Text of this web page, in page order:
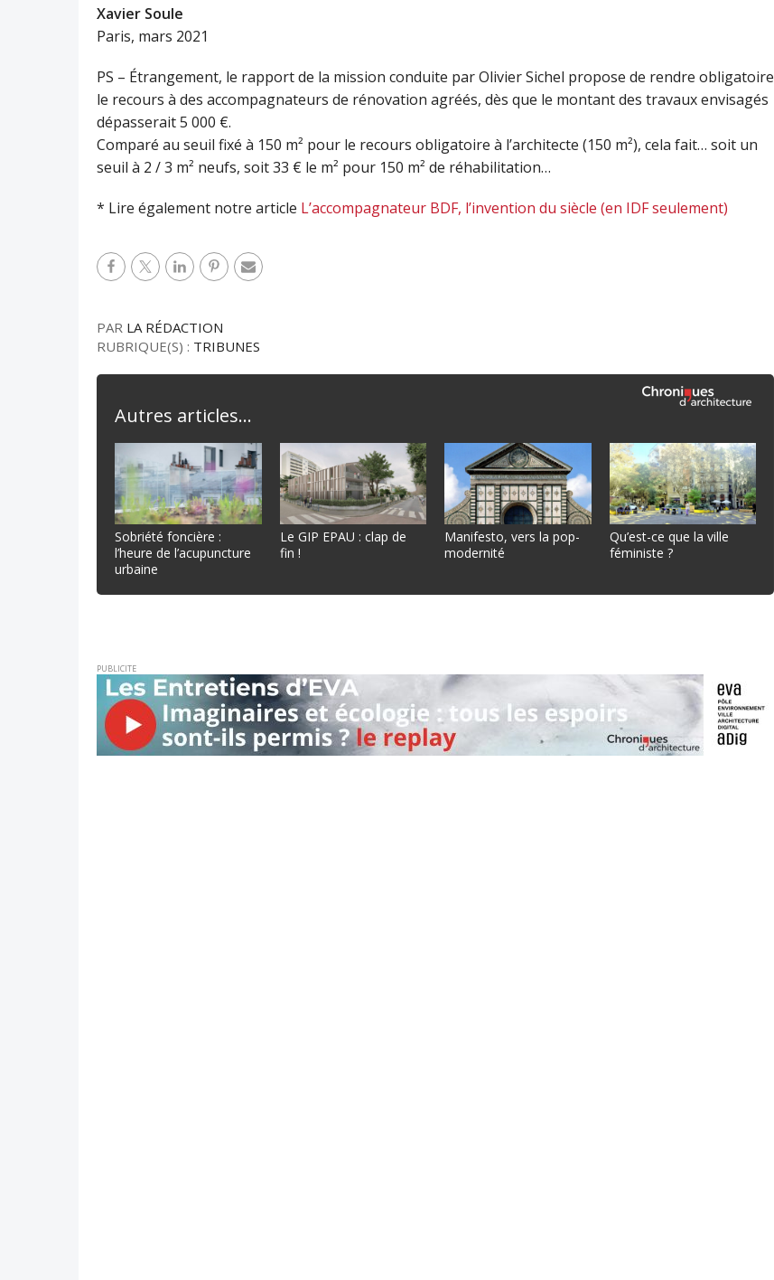
Xavier Soule
Paris, mars 2021
PS – Étrangement, le rapport de la mission conduite par Olivier Sichel propose de rendre obligatoire
le recours à des accompagnateurs de rénovation agréés, dès que le montant des travaux envisagés
dépasserait 5 000 €.
Comparé au seuil fixé à 150 m² pour le recours obligatoire à l’architecte (150 m²), cela fait… soit un
seuil à 2 / 3 m² neufs, soit 33 € le m² pour 150 m² de réhabilitation…
* Lire également notre article L’accompagnateur BDF, l’invention du siècle (en IDF seulement)
PAR LA RÉDACTION
RUBRIQUE(S) : TRIBUNES
Autres articles...
Sobriété foncière :
l’heure de l’acupuncture
urbaine
Le GIP EPAU : clap de
fin !
Manifesto, vers la pop-
modernité
Qu’est-ce que la ville
féministe ?
PUBLICITE